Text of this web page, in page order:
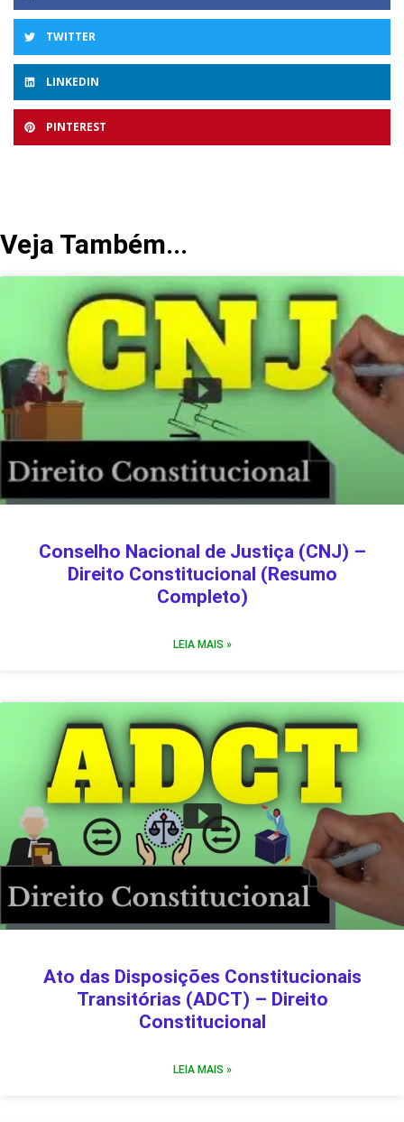
TWITTER
LINKEDIN
PINTEREST
Veja Também...
Conselho Nacional de Justiça (CNJ) –
Direito Constitucional (Resumo
Completo)
LEIA MAIS »
Ato das Disposições Constitucionais
Transitórias (ADCT) – Direito
Constitucional
LEIA MAIS »